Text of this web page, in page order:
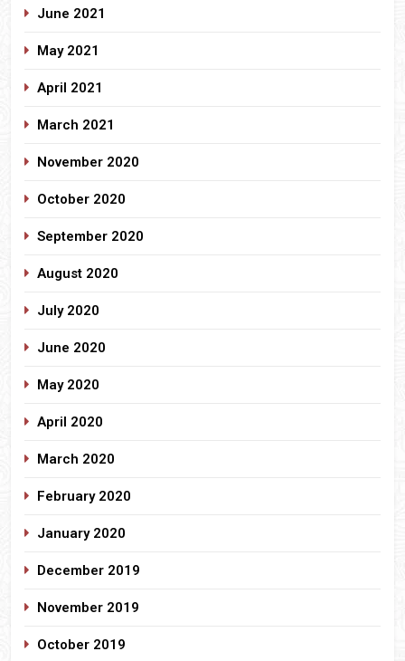
June 2021
May 2021
April 2021
March 2021
November 2020
October 2020
September 2020
August 2020
July 2020
June 2020
May 2020
April 2020
March 2020
February 2020
January 2020
December 2019
November 2019
October 2019